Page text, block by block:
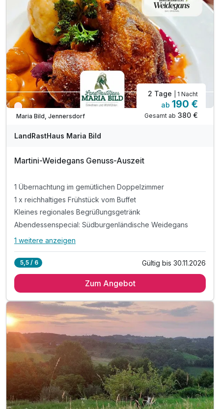
Wieder frei ab November
Maria Bild, Jennersdorf
2 Tage | 1 Nacht
ab 190 €
Gesamt ab 380 €
LandRastHaus Maria Bild
Martini-Weidegans Genuss-Auszeit
1 Übernachtung im gemütlichen Doppelzimmer
1 x reichhaltiges Frühstück vom Buffet
Kleines regionales Begrüßungsgetränk
Abendessenspecial: Südburgenländische Weidegans
Alle Inklusivleistungen
1 x reichhaltiges Frühstück vom Buffet
Abendessenspecial: Südburgenländische Weidegans
Burgenland-Card
1 weitere anzeigen
5,5 / 6 Gültig bis 30.11.2026
Zum Angebot